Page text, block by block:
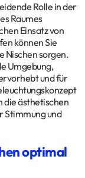
Rolle in der
Raumes
Einsatz von
können Sie
Nischen sorgen.
Umgebung,
und für
die ästhetischen
Stimmung und
optimal